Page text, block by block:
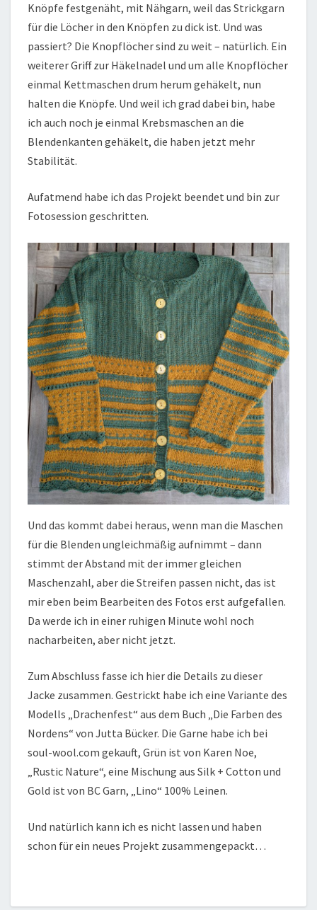
Knöpfe festgenäht, mit Nähgarn, weil das Strickgarn
für die Löcher in den Knöpfen zu dick ist. Und was
passiert? Die Knopflöcher sind zu weit – natürlich. Ein
weiterer Griff zur Häkelnadel und um alle Knopflöcher
einmal Kettmaschen drum herum gehäkelt, nun
halten die Knöpfe. Und weil ich grad dabei bin, habe
ich auch noch je einmal Krebsmaschen an die
Blendenkanten gehäkelt, die haben jetzt mehr
Stabilität.
Aufatmend habe ich das Projekt beendet und bin zur
Fotosession geschritten.
Und das kommt dabei heraus, wenn man die Maschen
für die Blenden ungleichmäßig aufnimmt – dann
stimmt der Abstand mit der immer gleichen
Maschenzahl, aber die Streifen passen nicht, das ist
mir eben beim Bearbeiten des Fotos erst aufgefallen.
Da werde ich in einer ruhigen Minute wohl noch
nacharbeiten, aber nicht jetzt.
Zum Abschluss fasse ich hier die Details zu dieser
Jacke zusammen. Gestrickt habe ich eine Variante des
Modells „Drachenfest“ aus dem Buch „Die Farben des
Nordens“ von Jutta Bücker. Die Garne habe ich bei
soul-wool.com gekauft, Grün ist von Karen Noe,
„Rustic Nature“, eine Mischung aus Silk + Cotton und
Gold ist von BC Garn, „Lino“ 100% Leinen.
Und natürlich kann ich es nicht lassen und haben
schon für ein neues Projekt zusammengepackt…